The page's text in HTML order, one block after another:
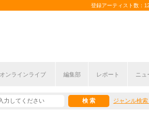
登録アーティスト数：
オンラインライブ 編集部 レポート ニュ
ジャンル検索
！